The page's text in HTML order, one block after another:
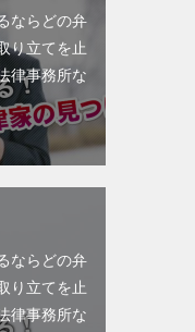
ならどの弁
り立てを止
律事務所な
ならどの弁
り立てを止
律事務所な